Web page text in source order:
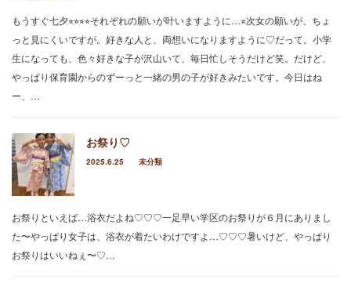
もうすぐ七夕⭐︎⭐︎⭐︎⭐︎それぞれの願いが叶いますように…⭐︎次女の願いが、ちょ
っと見にくいですが。好きな人と、両想いになりますように♡だって。小学
生になっても、色々好きな子が沢山いて、毎日忙しそうだけど笑。だけど、
やっぱり保育園からのずーっと一緒の男の子が好きみたいです。今日はね
ー、…
お祭り♡
2025.6.25 未分類
お祭りといえば…浴衣だよね♡♡♡一足早い学区のお祭りが６月にありまし
た〜やっぱり女子は、浴衣が着たいわけですよ…♡♡♡暑いけど、やっぱり
お祭りはいいねぇ〜♡…